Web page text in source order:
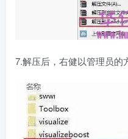
7.解压后，右健以管理员的